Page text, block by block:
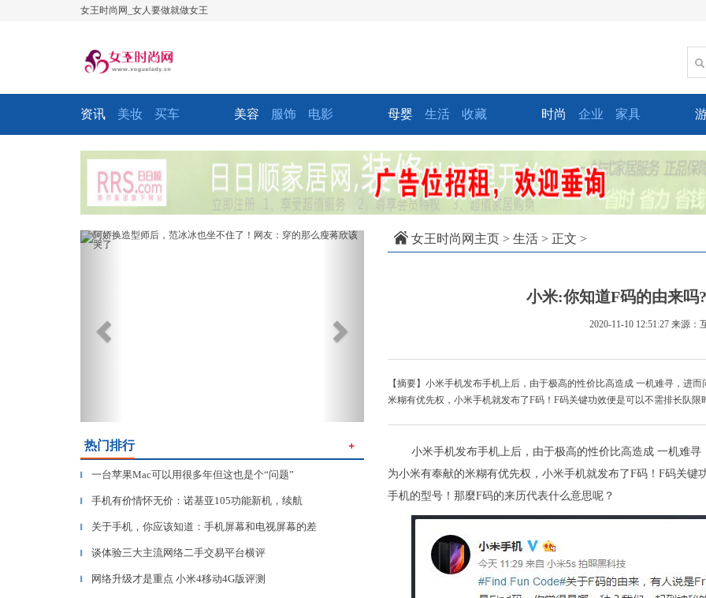
女王时尚网_女人要做就做女王
资讯 美妆 买车 美容 服饰 电影 母婴 生活 收藏 时尚 企业 家具
Previous Next
热门排行 ＋
▎ 一台苹果Mac可以用很多年但这也是个“问题”
▎ 手机有价情怀无价：诺基亚105功能新机，续航
▎ 关于手机，你应该知道：手机屏幕和电视屏幕的差
▎ 谈体验三大主流网络二手交易平台横评
▎ 网络升级才是重点 小米4移动4G版评测
女王时尚网主页 > 生活 > 正文 >
小米:你知道F码的由来吗
2020-11-10 12:51:27 来源：
【摘要】小米手机发布手机上后，由于极高的性价比高造成 一机难寻，进
米糊有优先权，小米手机就发布了F码！F码关键功效便是可以不需排长队限
小米手机发布手机上后，由于极高的性价比高造成 一机难
为小米有奉献的米糊有优先权，小米手机就发布了F码！F码关
手机的型号！那麼F码的来历代表什么意思呢？